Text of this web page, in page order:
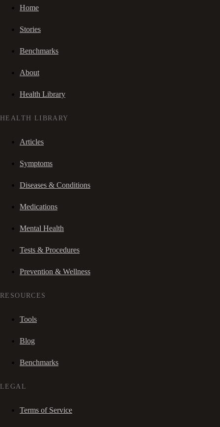
Home
Stories
Benchmarks
About
Health Library
HEALTH LIBRARY
Articles
Symptoms
Diseases & Conditions
Medications
Mental Health
Tests & Procedures
Prevention & Wellness
RESOURCES
Tools
Blog
Benchmarks
LEGAL
Terms of Service